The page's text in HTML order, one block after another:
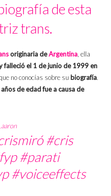
de esta
trans.
originaria deArgentina, ella
falleció el 1 de junio de 1999 en
no conocías sobre su biografía.
de edad fue a causa de
#cris
#parati
#voiceeffects